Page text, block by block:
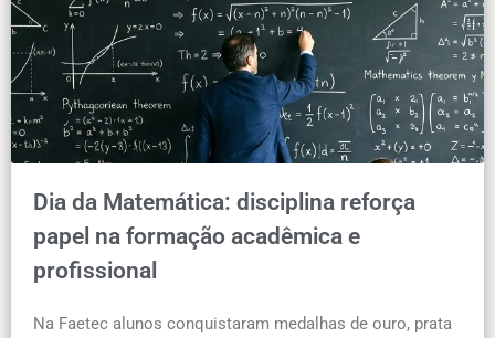
Dia da Matemática: disciplina reforça
papel na formação acadêmica e
profissional
Na Faetec alunos conquistaram medalhas de ouro, prata